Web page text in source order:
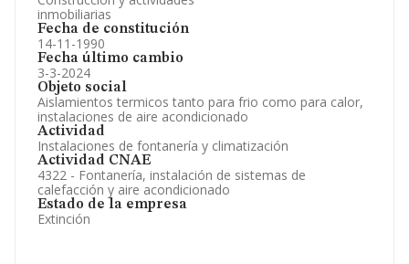
inmobiliarias
Fecha de constitución
14-11-1990
Fecha último cambio
3-3-2024
Objeto social
Aislamientos termicos tanto para frio como para calor,
instalaciones de aire acondicionado
Actividad
Instalaciones de fontanería y climatización
Actividad CNAE
4322 - Fontanería, instalación de sistemas de
calefacción y aire acondicionado
Estado de la empresa
Extinción